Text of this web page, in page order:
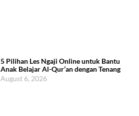
5 Pilihan Les Ngaji Online untuk Bantu
Anak Belajar Al-Qur’an dengan Tenang
August 6, 2026